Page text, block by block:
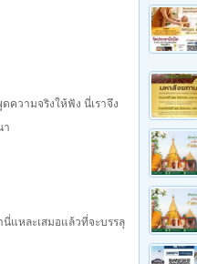
ความจริงให้ฟัง นี่เราจึง
า
นี่แหละเสมอแล้วที่จะบรรลุ